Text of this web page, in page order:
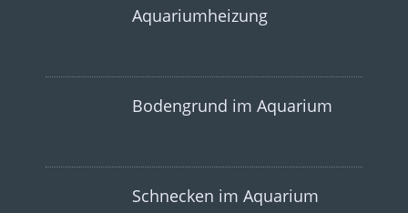
Aquariumheizung
Bodengrund im Aquarium
Schnecken im Aquarium